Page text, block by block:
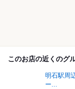
このお店の近くのグ
明石駅周
ー...